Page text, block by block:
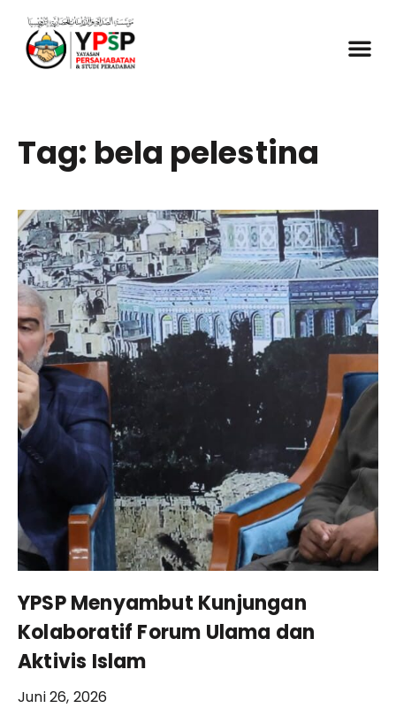
Tag: bela pelestina
YPSP Menyambut Kunjungan
Kolaboratif Forum Ulama dan
Aktivis Islam
Juni 26, 2026